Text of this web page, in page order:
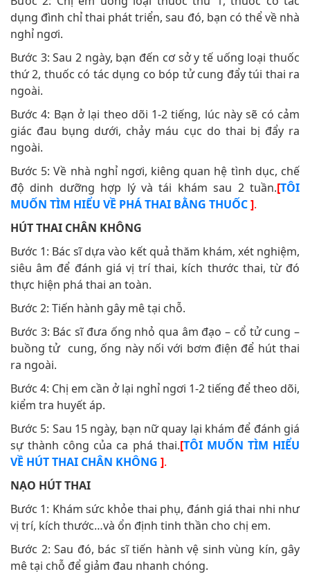
dụng đình chỉ thai phát triển, sau đó, bạn có thể về nhà
nghỉ ngơi.
Bước 3: Sau 2 ngày, bạn đến cơ sở y tế uống loại thuốc
thứ 2, thuốc có tác dụng co bóp tử cung đẩy túi thai ra
ngoài.
Bước 4: Bạn ở lại theo dõi 1-2 tiếng, lúc này sẽ có cảm
giác đau bụng dưới, chảy máu cục do thai bị đẩy ra
ngoài.
Bước 5: Về nhà nghỉ ngơi, kiêng quan hệ tình dục, chế
độ dinh dưỡng hợp lý và tái khám sau 2 tuần.[TÔI
MUỐN TÌM HIỂU VỀ PHÁ THAI BẰNG THUỐC].
HÚT THAI CHÂN KHÔNG
Bước 1: Bác sĩ dựa vào kết quả thăm khám, xét nghiệm,
siêu âm để đánh giá vị trí thai, kích thước thai, từ đó
thực hiện phá thai an toàn.
Bước 2: Tiến hành gây mê tại chỗ.
Bước 3: Bác sĩ đưa ống nhỏ qua âm đạo – cổ tử cung –
buồng tử cung, ống này nối với bơm điện để hút thai
ra ngoài.
Bước 4: Chị em cần ở lại nghỉ ngơi 1-2 tiếng để theo dõi,
kiểm tra huyết áp.
Bước 5: Sau 15 ngày, bạn nữ quay lại khám để đánh giá
sự thành công của ca phá thai.[TÔI MUỐN TÌM HIỂU
VỀ HÚT THAI CHÂN KHÔNG ].
NẠO HÚT THAI
Bước 1: Khám sức khỏe thai phụ, đánh giá thai nhi như
vị trí, kích thước…và ổn định tinh thần cho chị em.
Bước 2: Sau đó, bác sĩ tiến hành vệ sinh vùng kín, gây
mê tại chỗ để giảm đau nhanh chóng.